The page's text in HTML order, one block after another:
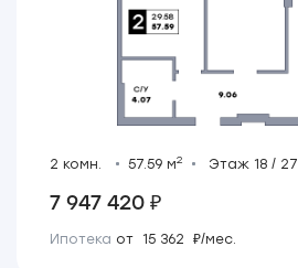
2 комн. 57.59 м2 Этаж 18 / 27
7 947 420 ₽
Ипотека от 15 362 ₽/мес.